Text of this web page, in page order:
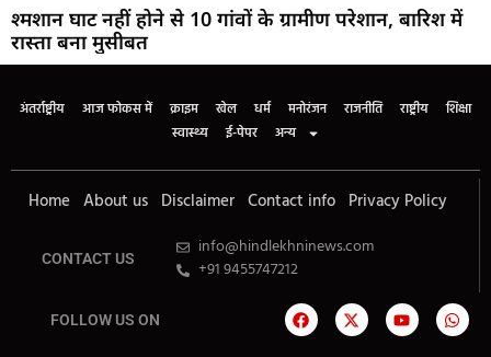
श्मशान घाट नहीं होने से 10 गांवों के ग्रामीण परेशान, बारिश में
रास्ता बना मुसीबत
अंतर्राष्ट्रीय आज फोकस में क्राइम खेल धर्म मनोरंजन राजनीति राष्ट्रीय
शिक्षा
स्वास्थ्य
ई-पेपर अन्य
Home About us Disclaimer Contact info Privacy Policy
CONTACT US
info@hindlekhninews.com
+91 9455747212
FOLLOW US ON